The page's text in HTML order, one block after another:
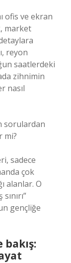
ofis ve ekran
market
reyon
saatlerdeki
zihnimin
nasıl
sorulardan
mi?
sadece
çok
alanlar. O
gençliğe